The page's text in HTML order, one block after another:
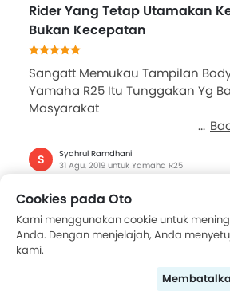
Rider Yang Tetap Utamakan
Bukan Kecepatan
Sangatt Memukau Tampilan
Yamaha R25 Itu Tunggakan Yg
Masyarakat
S
Syahrul Ramdhani
31 Agu, 2019 untuk Yamaha R25
REVIEW YZF R25
Cookies pada Oto
Kami menggunakan cookie untuk
Anda. Dengan menjelajah, Anda
kami.